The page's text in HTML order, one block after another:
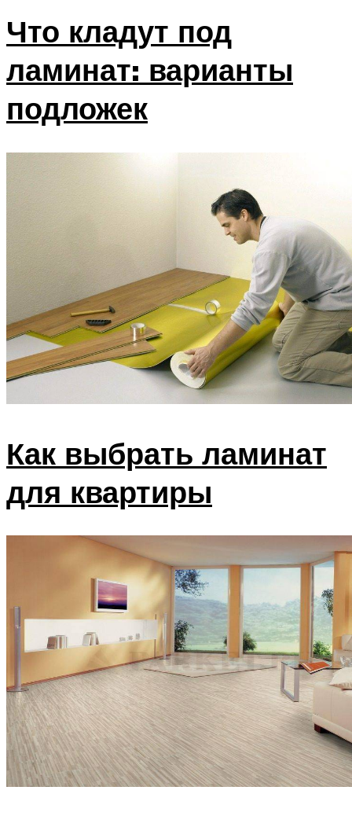
Что кладут под
ламинат: варианты
подложек
Как выбрать ламинат
для квартиры